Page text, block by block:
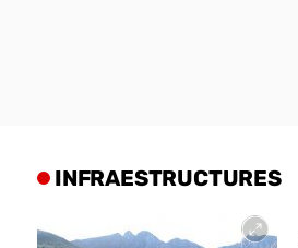
INFRAESTRUCTURES